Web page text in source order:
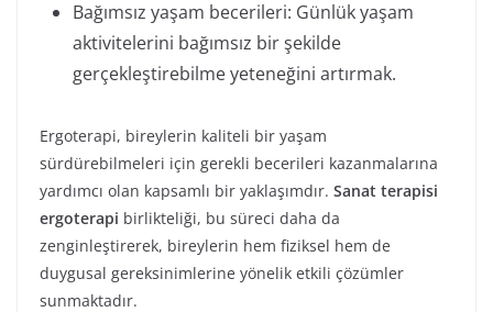
Bağımsız yaşam becerileri: Günlük yaşam
aktivitelerini bağımsız bir şekilde
gerçekleştirebilme yeteneğini artırmak.
Ergoterapi, bireylerin kaliteli bir yaşam
sürdürebilmeleri için gerekli becerileri kazanmalarına
yardımcı olan kapsamlı bir yaklaşımdır. Sanat terapisi
ergoterapi birlikteliği, bu süreci daha da
zenginleştirerek, bireylerin hem fiziksel hem de
duygusal gereksinimlerine yönelik etkili çözümler
sunmaktadır.